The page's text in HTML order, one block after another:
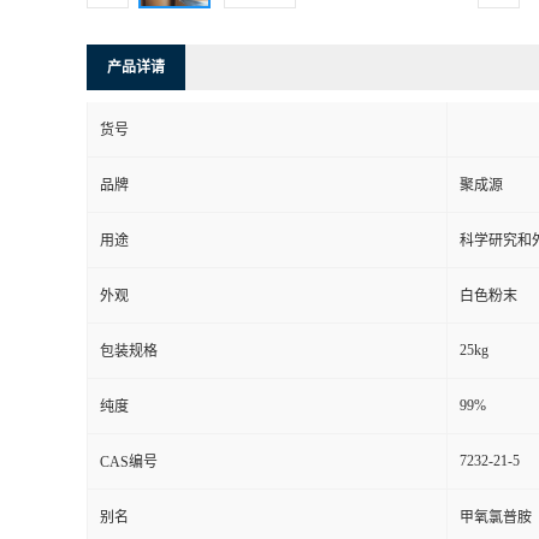
产品详请
货号
品牌 聚成源
用途 科学研究和
外观 白色粉末
包装规格 25kg
纯度 99%
CAS编号 7232-21-5
别名 甲氧氯普胺